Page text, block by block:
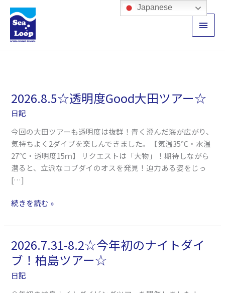
キ
メ
イ
ン
ニ
ー
2026.8.5☆透明度Good大田ツアー☆
日記
今回の大田ツアーも透明度は抜群！青く澄んだ海が広がり、
気持ちよく2ダイブを楽しんできました。【気温35℃・水温
27℃・透明度15ｍ】 リクエストは「大物」！期待しながら
潜ると、立派なコブダイのオスを発見！迫力ある姿をじっ
[…]
2026.8.5☆
明
度
Good
大
田
ツ
ー
続きを読む »
2026.7.31-8.2☆今年初のナイトダイ
ブ！柏島ツアー☆
日記
2026.7.31-
8.2☆
今
年
Japanese